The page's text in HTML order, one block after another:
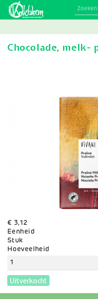
Skip
Chocolade, melk-
€ 3,12
Eenheid
Stuk
Variaties
Hoeveelheid
Uitverkocht